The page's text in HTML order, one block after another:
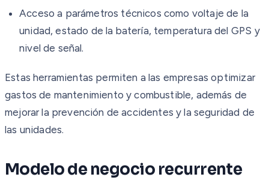
Acceso a parámetros técnicos como voltaje de la
unidad, estado de la batería, temperatura del GPS y
nivel de señal.
Estas herramientas permiten a las empresas optimizar
gastos de mantenimiento y combustible, además de
mejorar la prevención de accidentes y la seguridad de
las unidades.
Modelo de negocio recurrente